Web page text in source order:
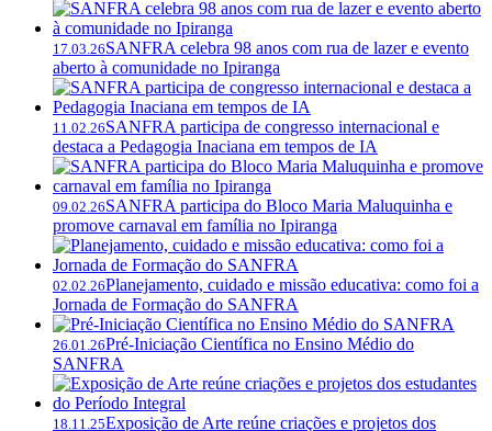
17.03.26SANFRA celebra 98 anos com rua de lazer e evento
aberto à comunidade no Ipiranga
11.02.26SANFRA participa de congresso internacional e
destaca a Pedagogia Inaciana em tempos de IA
09.02.26SANFRA participa do Bloco Maria Maluquinha e
promove carnaval em família no Ipiranga
02.02.26Planejamento, cuidado e missão educativa: como foi a
Jornada de Formação do SANFRA
26.01.26Pré-Iniciação Científica no Ensino Médio do
SANFRA
18.11.25Exposição de Arte reúne criações e projetos dos